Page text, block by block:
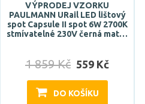
Barva světla
studená bílá
studená denní bílá
teplá bílá
VÝPRODEJ VZORKU
PAULMANN URail LED lištový
spot Capsule II spot 6W 2700K
stmívatelné 230V černá mat…
1 859 Kč 559 Kč
DO KOŠÍKU